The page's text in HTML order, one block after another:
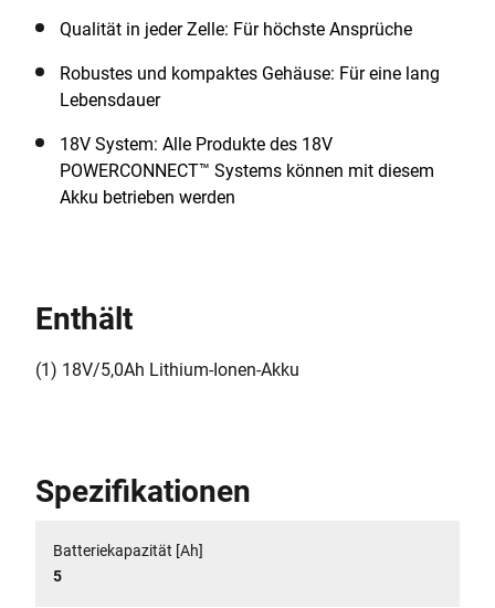
Qualität in jeder Zelle: Für höchste Ansprüche
Robustes und kompaktes Gehäuse: Für eine lang
Lebensdauer
18V System: Alle Produkte des 18V
POWERCONNECT™ Systems können mit diesem
Akku betrieben werden
Enthält
(1) 18V/5,0Ah Lithium-Ionen-Akku
Spezifikationen
Batteriekapazität [Ah]
5